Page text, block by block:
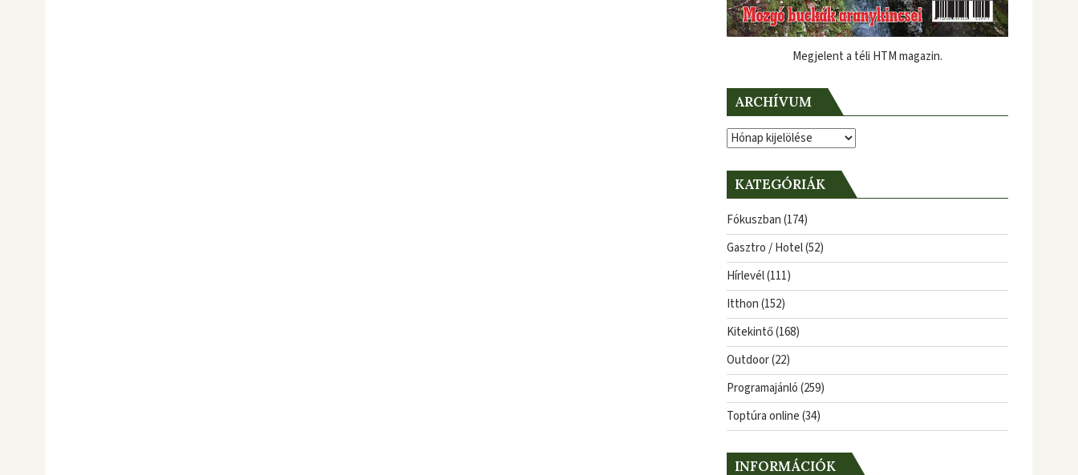
Megjelent a téli HTM magazin.
ARCHÍVUM
Archívum
KATEGÓRIÁK
Fókuszban(174)
Gasztro / Hotel(52)
Hírlevél(111)
Itthon(152)
Kitekintő(168)
Outdoor(22)
Programajánló(259)
Toptúra online(34)
INFORMÁCIÓK